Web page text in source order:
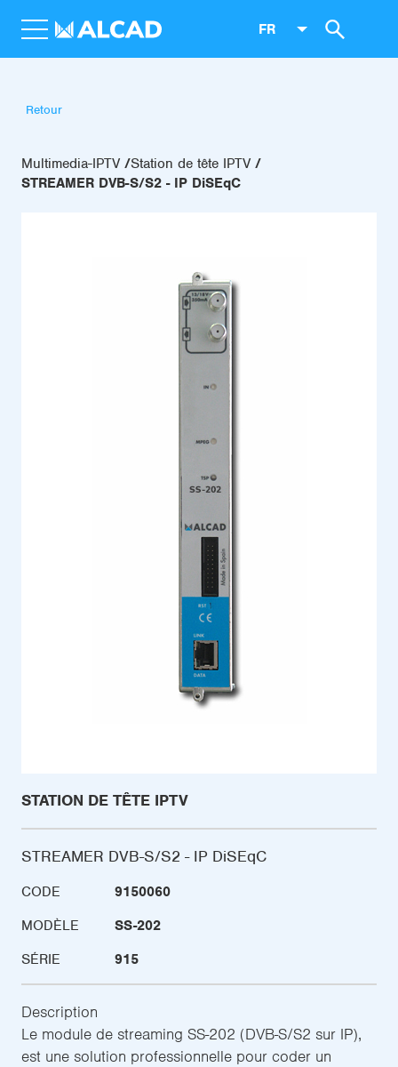
FR
Retour
Multimedia-IPTV Station de tête IPTV
STREAMER DVB-S/S2 - IP DiSEqC
STATION DE TÊTE IPTV
STREAMER DVB-S/S2 - IP DiSEqC
CODE
9150060
MODÈLE
SS-202
SÉRIE
915
Description
Le module de streaming SS-202 (DVB-S/S2 sur IP),
est une solution professionnelle pour coder un